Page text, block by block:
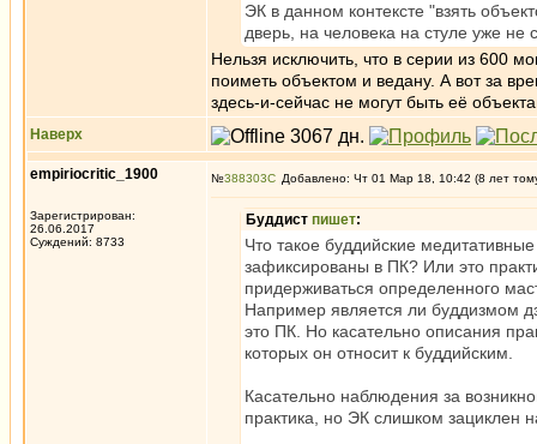
ЭК в данном контексте "взять
дверь, на человека на стуле уже
Нельзя исключить, что в серии из 600
поиметь объектом и ведану. А вот за
здесь-и-сейчас не могут быть её
Наверх
empiriocritic_1900
Зарегистрирован:
26.06.2017
Суждений: 8733
№388303 Добавлено: Чт 01 Мар 18, 10:42 (8 лет
Буддист пишет:
Что такое буддийские
зафиксированы в ПК? Или это
придерживаться определенного
Например является ли буддизмом
это ПК. Но касательно описания
которых он относит к буддийским.
Касательно наблюдения за
практика, но ЭК слишком зациклен